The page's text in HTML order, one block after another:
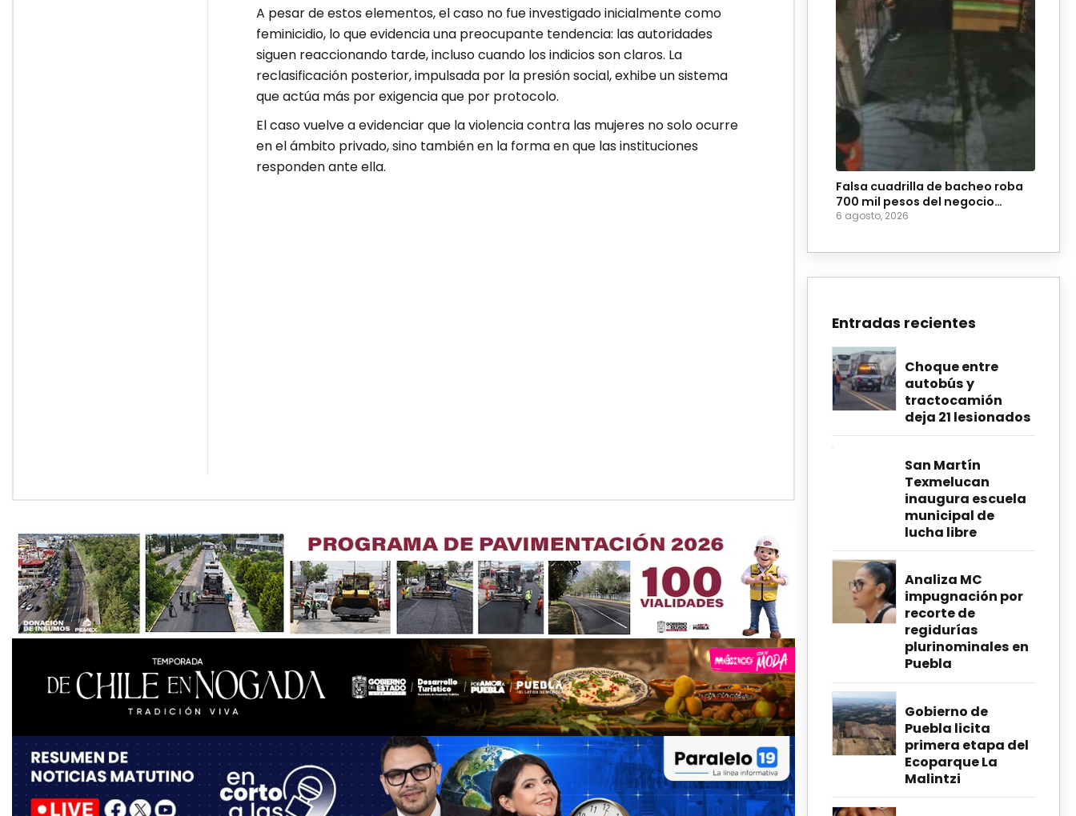
A pesar de estos elementos, el caso no fue investigado inicialmente como
feminicidio, lo que evidencia una preocupante tendencia: las autoridades
siguen reaccionando tarde, incluso cuando los indicios son claros. La
reclasificación posterior, impulsada por la presión social, exhibe un sistema
que actúa más por exigencia que por protocolo.
El caso vuelve a evidenciar que la violencia contra las mujeres no solo ocurre
en el ámbito privado, sino también en la forma en que las instituciones
responden ante ella.
Falsa cuadrilla de bacheo roba
700 mil pesos del negocio
Coyote Burger
6 agosto, 2026
Entradas recientes
Choque entre
autobús y
tractocamión
deja 21 lesionados
San Martín
Texmelucan
inaugura escuela
municipal de
lucha libre
Analiza MC
impugnación por
recorte de
regidurías
plurinominales en
Puebla
Gobierno de
Puebla licita
primera etapa del
Ecoparque La
Malintzi